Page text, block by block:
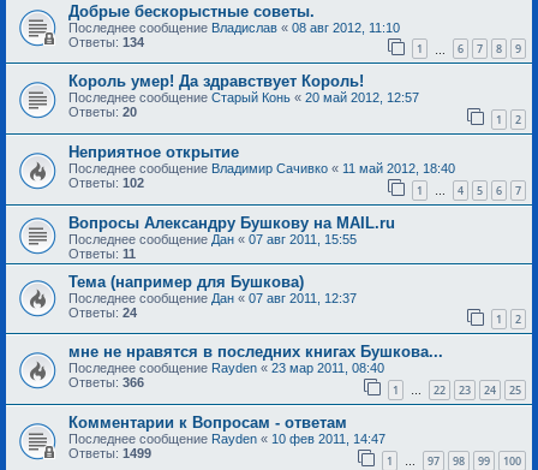
Добрые бескорыстные советы.
Последнее сообщение Владислав « 08 авг 2012, 11:10
Ответы: 134 1 6 7 8 9
Король умер! Да здравствует Король!
Последнее сообщение Старый Конь « 20 май 2012, 12:57
Ответы: 20 1 2
Неприятное открытие
Последнее сообщение Владимир Сачивко « 11 май 2012, 18:40
Ответы: 102 1 … 4 5 6 7
Вопросы Александру Бушкову на MAIL.ru
Последнее сообщение Дан « 07 авг 2011, 15:55
Ответы: 11
Тема (например для Бушкова)
Последнее сообщение Дан « 07 авг 2011, 12:37
Ответы: 24 1 2
мне не нравятся в последних книгах Бушкова...
Последнее сообщение Rayden « 23 мар 2011, 08:40
Ответы: 366 1 … 22 23 24 25
Комментарии к Вопросам - ответам
Последнее сообщение Rayden « 10 фев 2011, 14:47
Ответы: 1499 1 97 98 99 100